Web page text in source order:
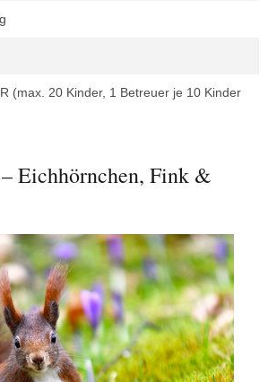
(max. 20 Kinder, 1 Betreuer je 10 Kinder
Eichhörnchen, Fink &